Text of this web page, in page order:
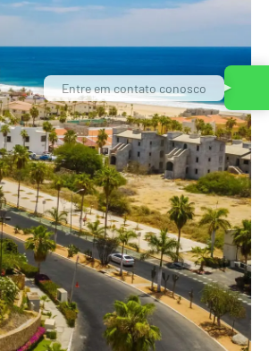
Entre em contato conosco